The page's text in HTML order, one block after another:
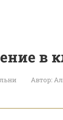
в
Автор: